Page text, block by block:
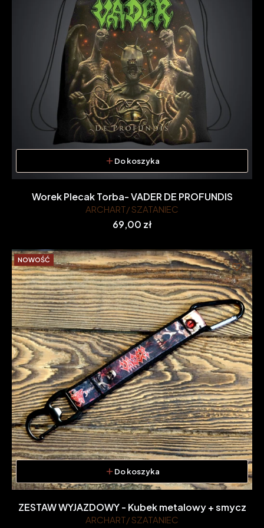
Do koszyka
Worek Plecak Torba- VADER DE PROFUNDIS
ARCHART/ SZATANIEC
Cena
69,00 zł
NOWOŚĆ
Do koszyka
ZESTAW WYJAZDOWY - Kubek metalowy + smycz
ARCHART/ SZATANIEC